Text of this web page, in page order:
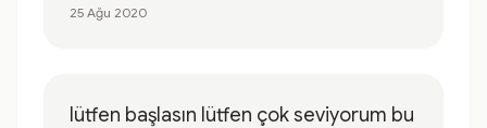
25 Ağu 2020
lütfen başlasın lütfen çok seviyorum bu